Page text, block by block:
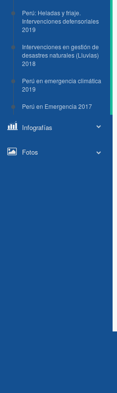
Perú: Heladas y friaje.
Intervenciones defensoriales
2019
Intervenciones en gestión de
desastres naturales (Lluvias)
2018
Perú en emergencia climática
2019
Perú en Emergencia 2017
Infografías
Fotos